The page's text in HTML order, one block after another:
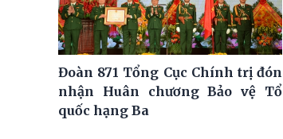
Đoàn 871 Tổng Cục Chính trị đón
nhận Huân chương Bảo vệ Tổ
quốc hạng Ba